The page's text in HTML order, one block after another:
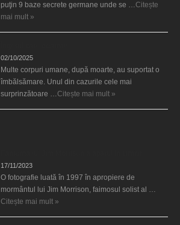
puţin 9 baze secrete germane unde se …Citește
mai mult »
02/10/2025
Multe corpuri umane, după moarte, au suportat o
îmbălsămare. Unul din cazurile cele mai
surprinzătoare …Citește mai mult »
17/11/2023
O fotografie luată în 1997 în apropiere de
mormântul lui Jim Morrison, faimosul solist al …
Citește mai mult »